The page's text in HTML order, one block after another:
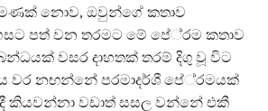
නොව, ඔවුන්ගේ කතාව
පත් වන තරමට මේ පේ‍්‍රම කතාව
වසර දාහතක් තරම් දිගු වූ විට
වර නඟන්නේ පරමාදර්ශී පේ‍්‍රමයක්
කියවන්නා වඩාත් සසල වන්නේ එකී